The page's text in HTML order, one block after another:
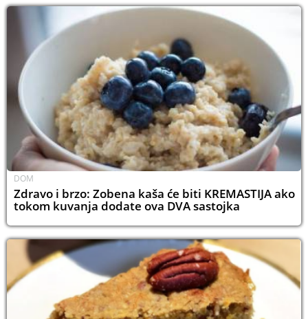
DOM
Zdravo i brzo: Zobena kaša će biti KREMASTIJA ako
tokom kuvanja dodate ova DVA sastojka